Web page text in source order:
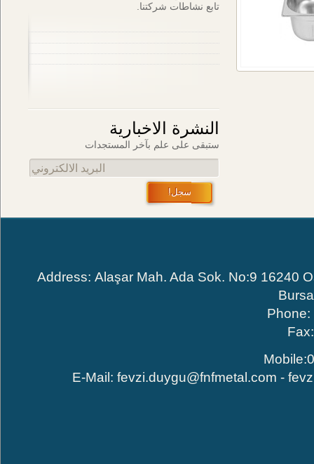
تابع نشاطات شركتنا.
النشرة الاخبارية
ستبقى على علم بآخر المستجدات
البريد الالكتروني
سجل!
Address: Alaşar Mah. Ada Sok. No:9 16240
E-Mail:fevzi.duygu@fnfmetal.com-